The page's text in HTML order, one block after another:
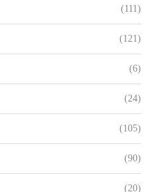
(111)
(121)
(6)
(24)
(105)
(90)
(20)